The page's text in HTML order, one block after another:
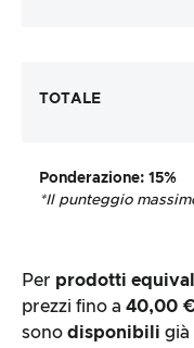
TOTALE
Ponderazione: 15%
*Il punteggio
Per prodotti
prezzi fino a 40,00
sono disponibili già